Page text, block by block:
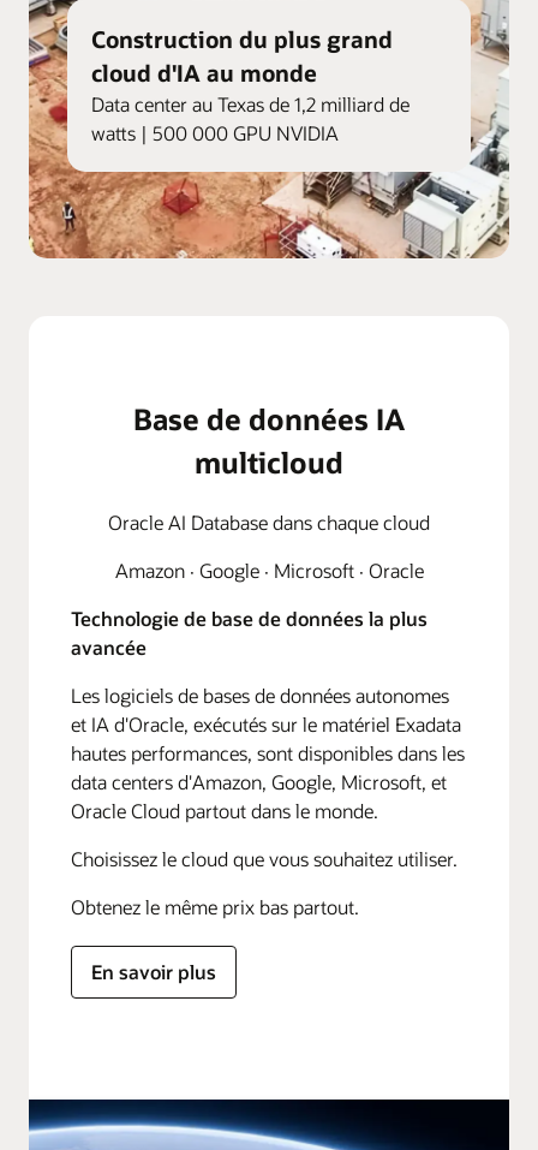
Construction du plus grand
cloud d'IA au monde
Data center au Texas de 1,2 milliard de
watts | 500 000 GPU NVIDIA
Base de données IA
multicloud
Oracle AI Database dans chaque cloud
Amazon · Google · Microsoft · Oracle
Technologie de base de données la plus
avancée
Les logiciels de bases de données autonomes
et IA d'Oracle, exécutés sur le matériel Exadata
hautes performances, sont disponibles dans les
data centers d'Amazon, Google, Microsoft, et
Oracle Cloud partout dans le monde.
Choisissez le cloud que vous souhaitez utiliser.
Obtenez le même prix bas partout.
En savoir plus